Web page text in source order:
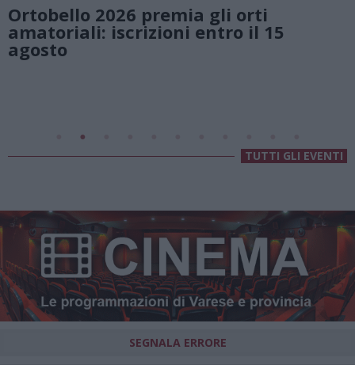
natura e atmosfere senza tempo sul
Lago di Lugano
Valsolda
TUTTI GLI EVENTI
SEGNALA ERRORE